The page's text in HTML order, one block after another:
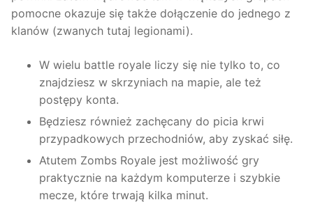
pomocne okazuje się także dołączenie do jednego z
klanów (zwanych tutaj legionami).
W wielu battle royale liczy się nie tylko to, co
znajdziesz w skrzyniach na mapie, ale też
postępy konta.
Będziesz również zachęcany do picia krwi
przypadkowych przechodniów, aby zyskać siłę.
Atutem Zombs Royale jest możliwość gry
praktycznie na każdym komputerze i szybkie
mecze, które trwają kilka minut.